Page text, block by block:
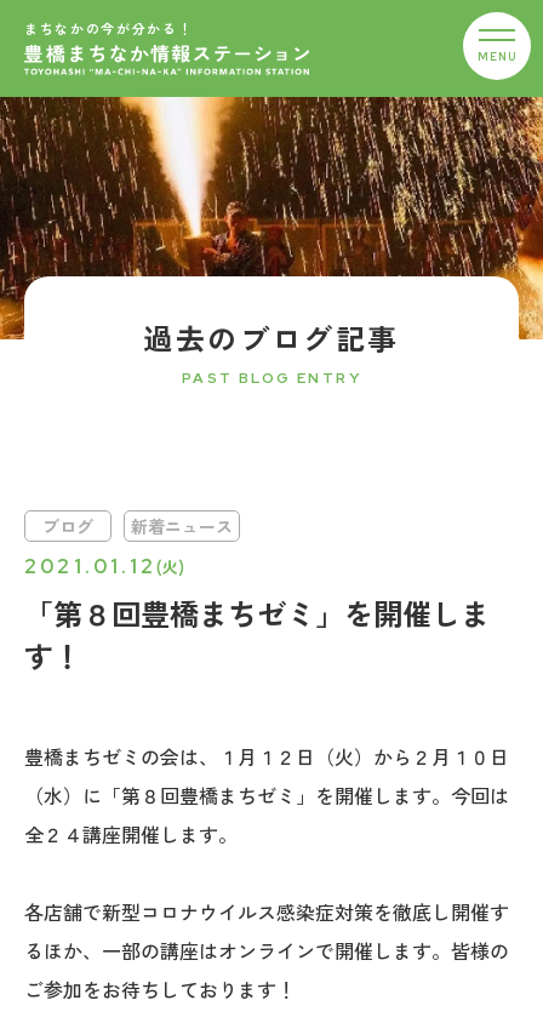
まちなかの今が分かる！
過去のブログ記事
PAST BLOG ENTRY
「第８回豊橋まちゼミ」を開催しま
す！
2021.01.12 (火)
ブログ 新着ニュース
豊橋まちゼミの会は、１月１２日（火）から２月１０日
（水）に「第８回豊橋まちゼミ」を開催します。今回は
全２４講座開催します。
各店舗で新型コロナウイルス感染症対策を徹底し開催す
るほか、一部の講座はオンラインで開催します。皆様の
ご参加をお待ちしております！